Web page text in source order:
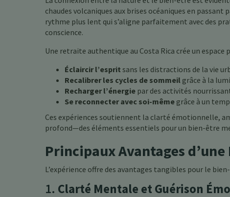
chaudes volcaniques aux brises océaniques en
rythme plus lent qui s’aligne parfaitement avec des
conscience.
Une retraite authentique au Costa Rica crée un espace
Éclaircir l’esprit sans les distractions de la vie
Recalibrer les cycles de sommeil grâce à la
Recharger l’énergie par des activités
Se reconnecter avec soi-même grâce à un
Ces expériences soutiennent la clarté émotionnelle,
profond—des éléments essentiels pour un bien-être
Principaux Avantages
L’expérience offre des avantages tangibles pour le
1. Clarté Mentale et Guérison